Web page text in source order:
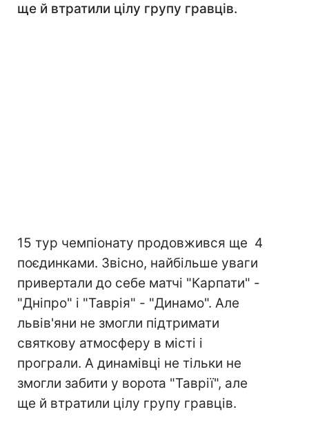
ще й втратили цілу групу гравців.
15 тур чемпіонату продовжився ще 4
поєдинками. Звісно, найбільше уваги
привертали до себе матчі "Карпати" -
"Дніпро" і "Таврія" - "Динамо". Але
львів'яни не змогли підтримати
святкову атмосферу в місті і
програли. А динамівці не тільки не
змогли забити у ворота "Таврії", але
ще й втратили цілу групу гравців.